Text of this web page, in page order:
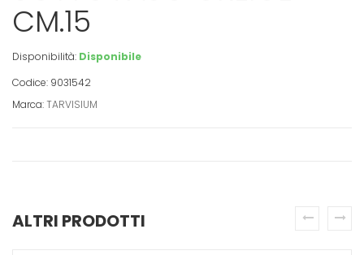
CM.15
Disponibilità: Disponibile
Codice: 9031542
Marca:TARVISIUM
ALTRI PRODOTTI